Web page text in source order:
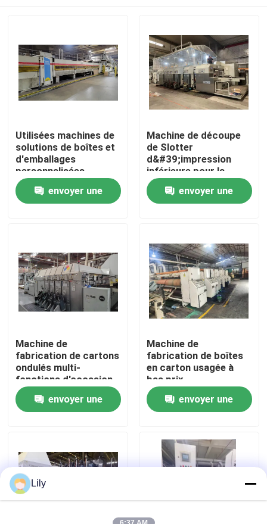
Maison
Vidéos
Au sujet de nous
Contrôle de qualité
Contactez-nous
Cas
machine d'impression de carton
Utilisées machines de
solutions de boîtes et
d'emballages
personnalisées
envoyer une
Machine de découpe
de Slotter
d&#39;impression
inférieure pour la
marque
APSTARHG1628 de
Dongfang
envoyer une
Machine de
fabrication de cartons
ondulés multi-
fonctions d'occasion
envoyer une
Machine de
fabrication de boîtes
en carton usagée à
bas prix
envoyer une
Lily